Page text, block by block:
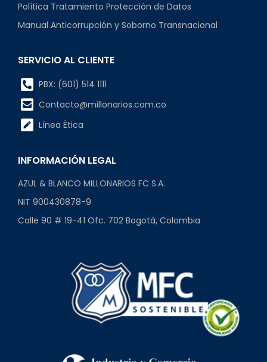
Política Tratamiento Protección de Datos
Manual Anticorrupción y Soborno Transnacional
SERVICIO AL CLIENTE
PBX: (601) 514 1111
Contacto@millonarios.com.co
Línea Ética
INFORMACIÓN LEGAL
AZUL & BLANCO MILLONARIOS FC S.A.
NIT 900430878-9
Calle 90 # 19-41 Ofc. 702 Bogotá, Colombia